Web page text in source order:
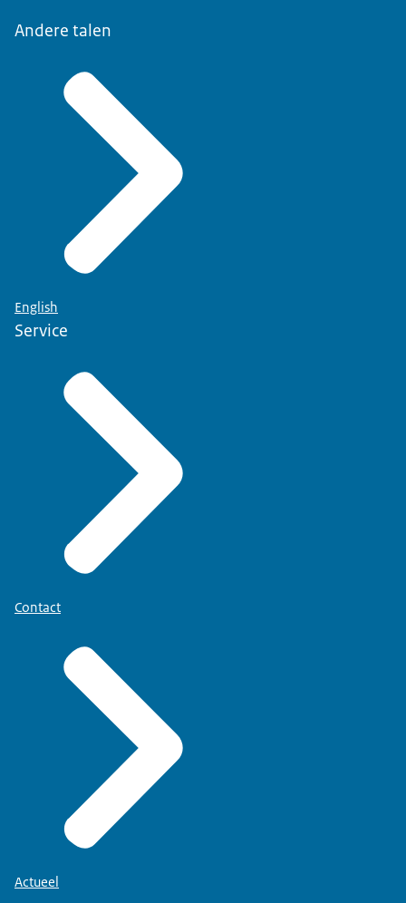
Andere talen
English
Service
Contact
Actueel